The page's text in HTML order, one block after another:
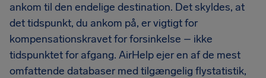
ankom til den endelige destination. Det skyldes, at
det tidspunkt, du ankom på, er vigtigt for
kompensationskravet for forsinkelse – ikke
tidspunktet for afgang. AirHelp ejer en af de mest
omfattende databaser med tilgængelig flystatistik,